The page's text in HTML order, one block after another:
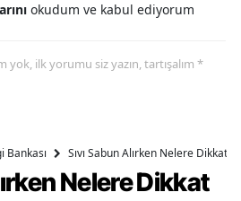
okudum ve kabul ediyorum
yok, ilk yorumu siz yazın, tartışalım *
Bankası Sıvı Sabun Alırken Nelere Dikkat
Nelere Dikkat